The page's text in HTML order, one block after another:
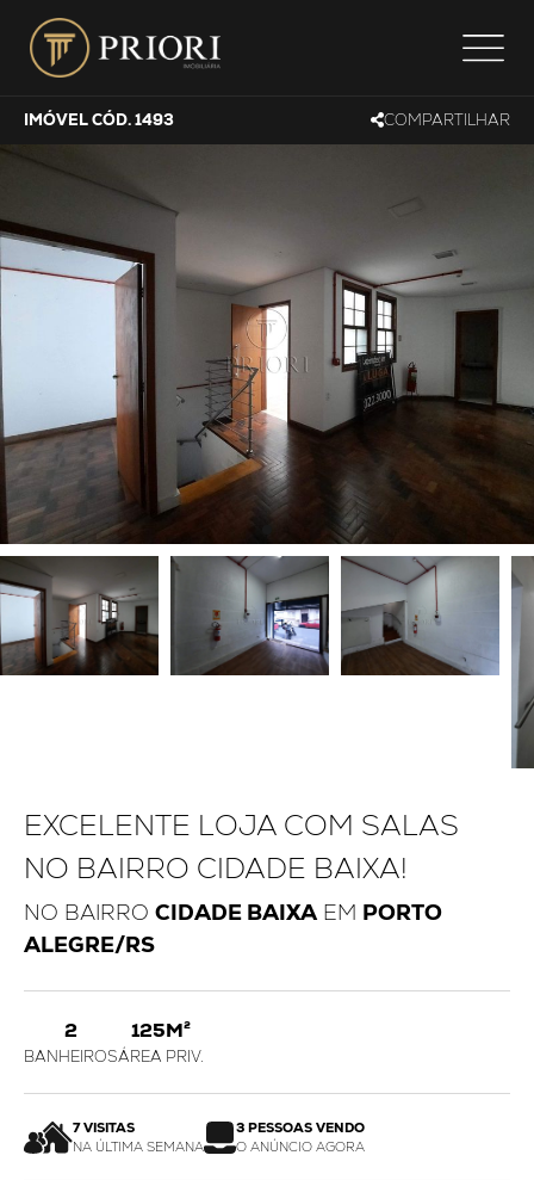
IMÓVEL CÓD. 1493 COMPARTILHAR
EXCELENTE LOJA COM SALAS
NO BAIRRO CIDADE BAIXA!
NO BAIRRO CIDADE BAIXAEM PORTO
ALEGRE/RS
2
BANHEIROS
125M²
ÁREA PRIV.
7 VISITAS
NA ÚLTIMA SEMANA
3 PESSOAS VENDO
O ANÚNCIO AGORA